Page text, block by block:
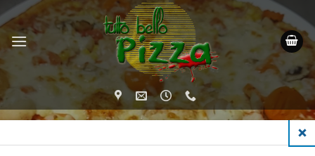
Skip
to
content
KEZDŐLAP / PIZZÁK (50 CM)